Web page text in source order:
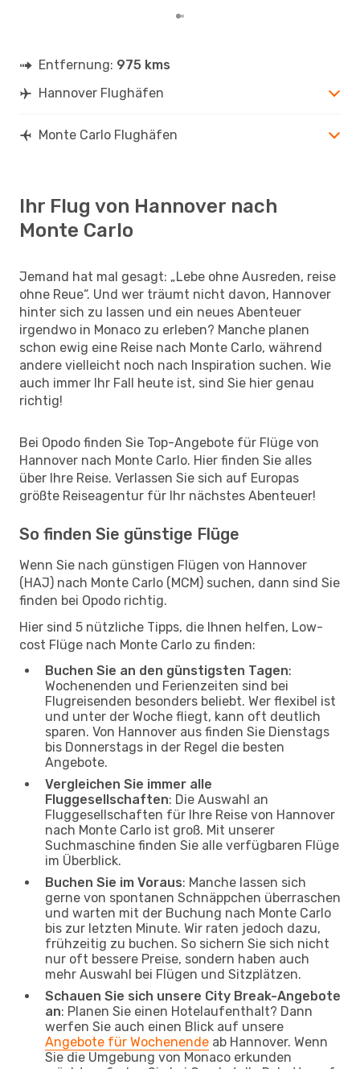
Entfernung: 975 kms
Hannover Flughäfen
Monte Carlo Flughäfen
Ihr Flug von Hannover nach
Monte Carlo
Jemand hat mal gesagt: „Lebe ohne Ausreden, reise
ohne Reue“. Und wer träumt nicht davon, Hannover
hinter sich zu lassen und ein neues Abenteuer
irgendwo in Monaco zu erleben? Manche planen
schon ewig eine Reise nach Monte Carlo, während
andere vielleicht noch nach Inspiration suchen. Wie
auch immer Ihr Fall heute ist, sind Sie hier genau
richtig!
Bei Opodo finden Sie Top-Angebote für Flüge von
Hannover nach Monte Carlo. Hier finden Sie alles
über Ihre Reise. Verlassen Sie sich auf Europas
größte Reiseagentur für Ihr nächstes Abenteuer!
So finden Sie günstige Flüge
Wenn Sie nach günstigen Flügen von Hannover
(HAJ) nach Monte Carlo (MCM) suchen, dann sind Sie
finden bei Opodo richtig.
Hier sind 5 nützliche Tipps, die Ihnen helfen, Low-
cost Flüge nach Monte Carlo zu finden:
Buchen Sie an den günstigsten Tagen:
Wochenenden und Ferienzeiten sind bei
Flugreisenden besonders beliebt. Wer flexibel ist
und unter der Woche fliegt, kann oft deutlich
sparen. Von Hannover aus finden Sie Dienstags
bis Donnerstags in der Regel die besten
Angebote.
Vergleichen Sie immer alle
Fluggesellschaften: Die Auswahl an
Fluggesellschaften für Ihre Reise von Hannover
nach Monte Carlo ist groß. Mit unserer
Suchmaschine finden Sie alle verfügbaren Flüge
im Überblick.
Buchen Sie im Voraus: Manche lassen sich
gerne von spontanen Schnäppchen überraschen
und warten mit der Buchung nach Monte Carlo
bis zur letzten Minute. Wir raten jedoch dazu,
frühzeitig zu buchen. So sichern Sie sich nicht
nur oft bessere Preise, sondern haben auch
mehr Auswahl bei Flügen und Sitzplätzen.
Schauen Sie sich unsere City Break-Angebote
an: Planen Sie einen Hotelaufenthalt? Dann
werfen Sie auch einen Blick auf unsere
Angebote für Wochenende ab Hannover. Wenn
Sie die Umgebung von Monaco erkunden